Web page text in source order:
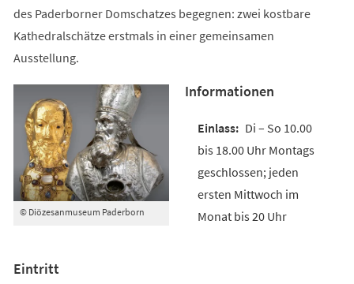
des Paderborner Domschatzes begegnen: zwei kostbare
Kathedralschätze erstmals in einer gemeinsamen
Ausstellung.
© Diözesanmuseum Paderborn
Informationen
Di – So 10.00
bis 18.00 Uhr Montags
geschlossen; jeden
ersten Mittwoch im
Monat bis 20 Uhr
Eintritt